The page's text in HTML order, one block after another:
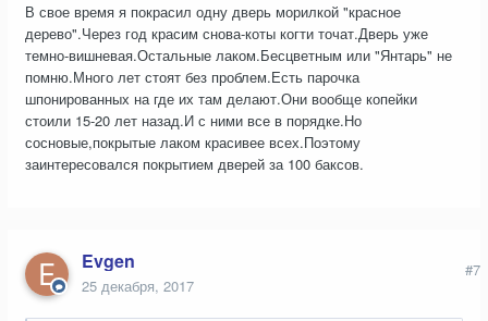
В свое время я покрасил одну дверь морилкой "красное
дерево".Через год красим снова-коты когти точат.Дверь уже
темно-вишневая.Остальные лаком.Бесцветным или "Янтарь" не
помню.Много лет стоят без проблем.Есть парочка
шпонированных на где их там делают.Они вообще копейки
стоили 15-20 лет назад.И с ними все в порядке.Но
сосновые,покрытые лаком красивее всех.Поэтому
заинтересовался покрытием дверей за 100 баксов.
Evgen
25 декабря, 2017
#7